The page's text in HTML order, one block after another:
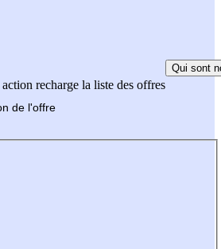
recharge la liste des offres
Qui sont
de l'offre